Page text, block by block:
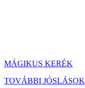
MÁGIKUS KERÉK
TOVÁBBI JÓSLÁSOK